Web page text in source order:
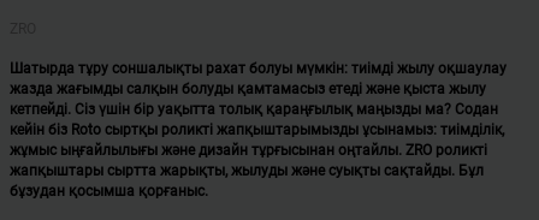
Шатырда тұру соншалықты рахат болуы мүмкін: тиімді жылу оқшаулау
жазда жағымды салқын болуды қамтамасыз етеді және қыста жылу
кетпейді. Сіз үшін бір уақытта толық қараңғылық маңызды ма? Содан
кейін біз Roto сыртқы роликті жапқыштарымызды ұсынамыз: тиімділік,
жұмыс ыңғайлылығы және дизайн тұрғысынан оңтайлы. ZRO роликті
жапқыштары сыртта жарықты, жылуды және суықты сақтайды. Бұл
бұзудан қосымша қорғаныс.